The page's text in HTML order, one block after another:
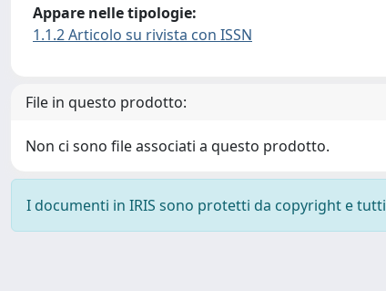
Appare nelle tipologie:
1.1.2 Articolo su rivista con ISSN
File in questo prodotto:
Non ci sono file associati a questo prodotto.
I documenti in IRIS sono protetti da copyright e